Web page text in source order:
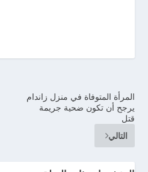
المرأة المتوفاة في منزل زاندام
يرجح أن تكون ضحية جريمة
قتل
التالي